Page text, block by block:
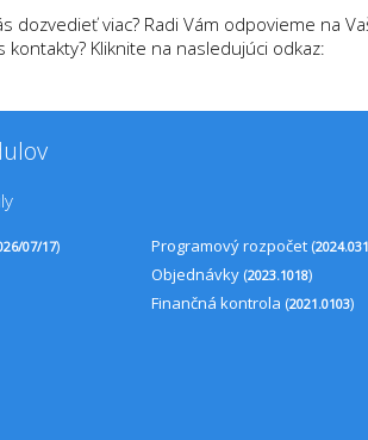
dozvedieť viac? Radi Vám odpovieme na
kontakty? Kliknite na nasledujúci odkaz:
07/17) Programový rozpočet (
Objednávky (2023.1018)
Finančná kontrola (2021.0103)